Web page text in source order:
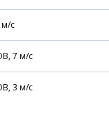
м/с
7 м/с
3 м/с